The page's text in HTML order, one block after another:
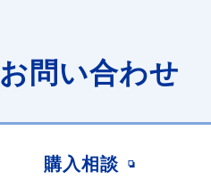
お問い合わせ
購入相談